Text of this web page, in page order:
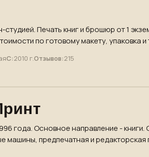
Печать книг и брошюр от 1
по готовому макету, упаковка и
С:2010 г.Отзывов:215
года. Основное направление -
машины, предпечатная и редакторская